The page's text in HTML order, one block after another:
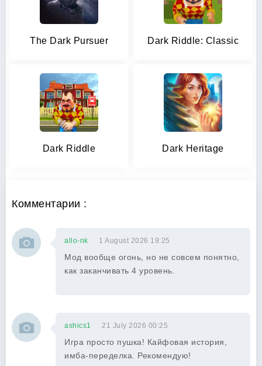
The Dark Pursuer Dark Riddle: Classic
Dark Riddle Dark Heritage
Комментарии :
allo-nk 1 August 2026 19:25
Мод вообще огонь, но не совсем понятно,
как заканчивать 4 уровень.
ashics1 21 July 2026 00:25
Игра просто пушка! Кайфовая история,
имба-переделка. Рекомендую!